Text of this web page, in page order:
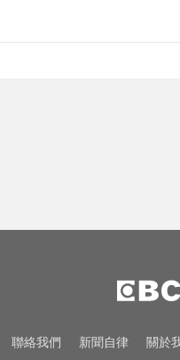
弊」！官方急
颱風假怎麼放
時間一次看
TPBL／官宣
聯絡我們 新聞自律 關於